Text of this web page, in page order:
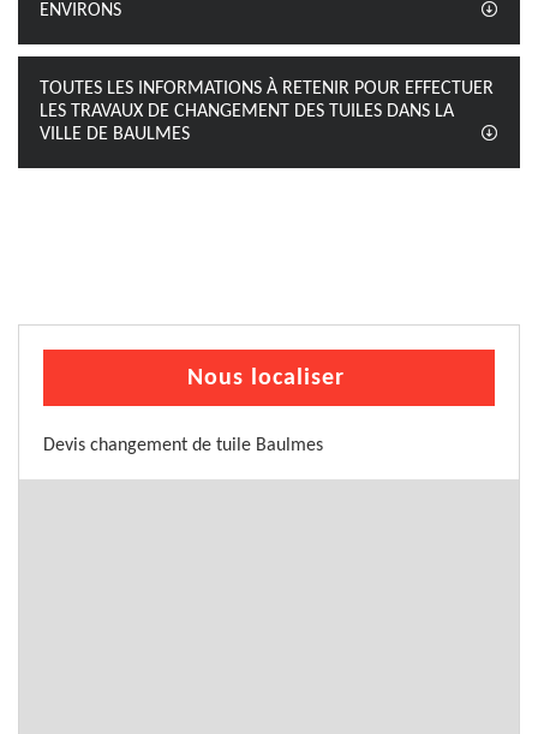
ENVIRONS
TOUTES LES INFORMATIONS À RETENIR POUR EFFECTUER
LES TRAVAUX DE CHANGEMENT DES TUILES DANS LA
VILLE DE BAULMES
Nous localiser
Devis changement de tuile Baulmes